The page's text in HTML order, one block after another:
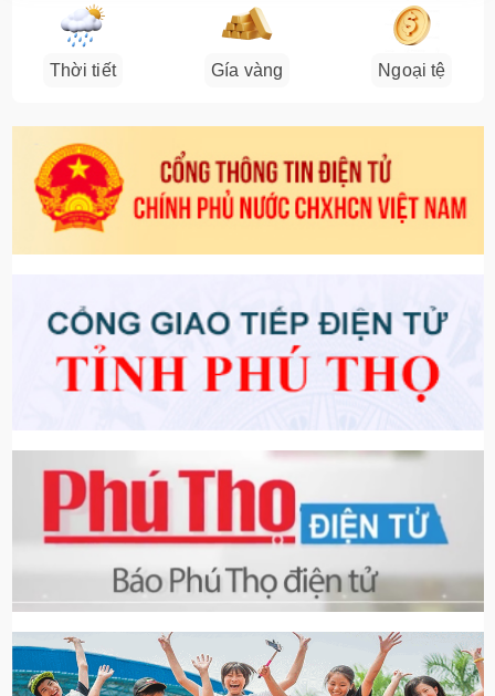
Thời tiết Gía vàng Ngoại tệ